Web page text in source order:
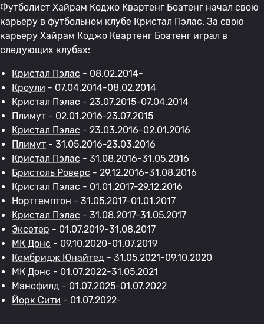
Футболист Хайрам Коджо Квартенг Боатенг начал свою
карьеру в футбольном клубе Кристал Пэлас. За свою
карьеру Хайрам Коджо Квартенг Боатенг играл в
следующих клубах:
Кристал Пэлас - 08.02.2014-
Кроули - 07.04.2014-08.02.2014
Кристал Пэлас - 23.07.2015-07.04.2014
Плимут - 02.01.2016-23.07.2015
Кристал Пэлас - 23.03.2016-02.01.2016
Плимут - 31.05.2016-23.03.2016
Кристал Пэлас - 31.08.2016-31.05.2016
Бристоль Роверс - 29.12.2016-31.08.2016
Кристал Пэлас - 01.01.2017-29.12.2016
Нортгемптон - 31.05.2017-01.01.2017
Кристал Пэлас - 31.08.2017-31.05.2017
Эксетер - 01.07.2019-31.08.2017
МК Донс - 09.10.2020-01.07.2019
Кембридж Юнайтед - 31.05.2021-09.10.2020
МК Донс - 01.07.2022-31.05.2021
Мэнсфилд - 01.07.2025-01.07.2022
Йорк Сити - 01.07.2022-